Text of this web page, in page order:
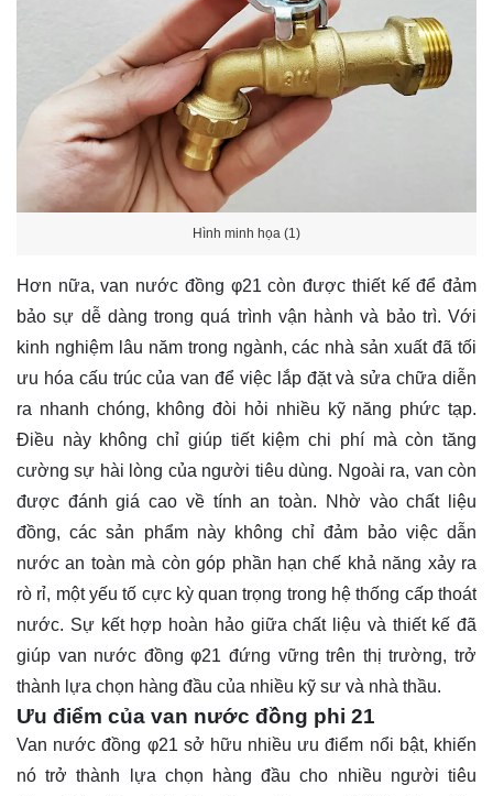
Hình minh họa (1)
Hơn nữa, van nước đồng φ21 còn được thiết kế để đảm
bảo sự dễ dàng trong quá trình vận hành và bảo trì. Với
kinh nghiệm lâu năm trong ngành, các nhà sản xuất đã tối
ưu hóa cấu trúc của van để việc lắp đặt và sửa chữa diễn
ra nhanh chóng, không đòi hỏi nhiều kỹ năng phức tạp.
Điều này không chỉ giúp tiết kiệm chi phí mà còn tăng
cường sự hài lòng của người tiêu dùng. Ngoài ra, van còn
được đánh giá cao về tính an toàn. Nhờ vào chất liệu
đồng, các sản phẩm này không chỉ đảm bảo việc dẫn
nước an toàn mà còn góp phần hạn chế khả năng xảy ra
rò rỉ, một yếu tố cực kỳ quan trọng trong hệ thống cấp thoát
nước. Sự kết hợp hoàn hảo giữa chất liệu và thiết kế đã
giúp van nước đồng φ21 đứng vững trên thị trường, trở
thành lựa chọn hàng đầu của nhiều kỹ sư và nhà thầu.
Ưu điểm của van nước đồng phi 21
Van nước đồng φ21 sở hữu nhiều ưu điểm nổi bật, khiến
nó trở thành lựa chọn hàng đầu cho nhiều người tiêu